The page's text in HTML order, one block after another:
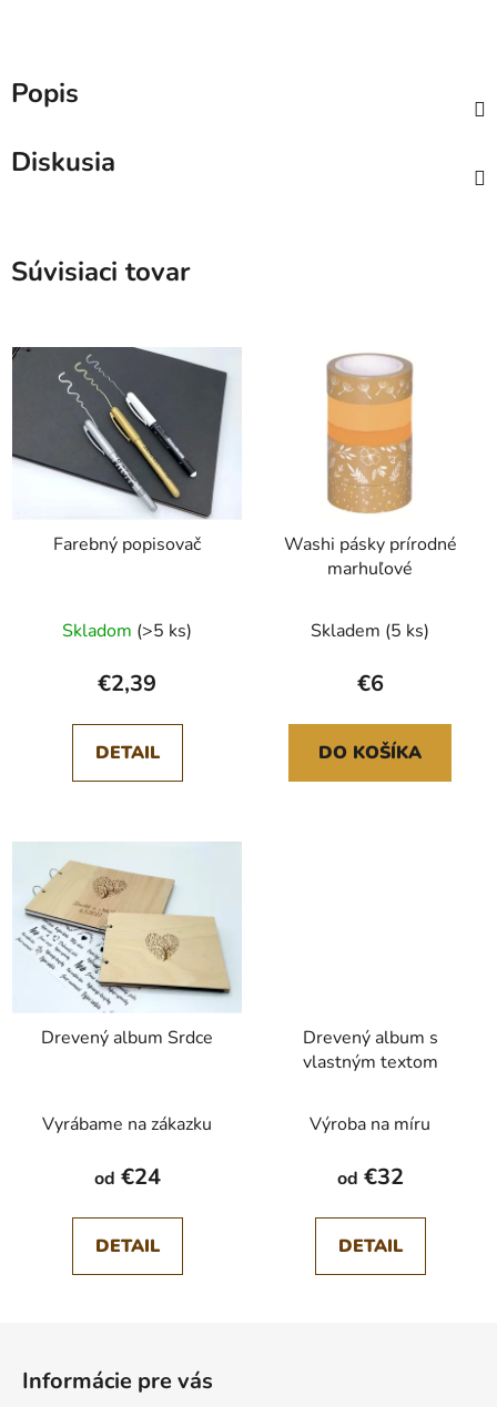
Popis
Diskusia
Súvisiaci tovar
Farebný popisovač
Skladom (>5 ks)
€2,39
DETAIL
Washi pásky prírodné
marhuľové
Skladem (5 ks)
€6
DO KOŠÍKA
Drevený album Srdce
Vyrábame na zákazku
od €24
DETAIL
Drevený album s
vlastným textom
Výroba na míru
od €32
DETAIL
Informácie pre vás